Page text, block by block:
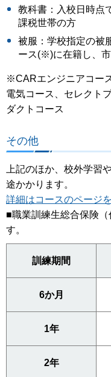
教科書：入校日時点
課税世帯の方
被服：学校指定の被
ース(※)に在籍し、
※CARエンジニアコー
電気コース、セレクト
ダクトコース
その他
上記のほか、校外学習
途かかります。
詳細はコースのページ
■職業訓練生総合保険
す。
訓練期間
6か月
1年
2年